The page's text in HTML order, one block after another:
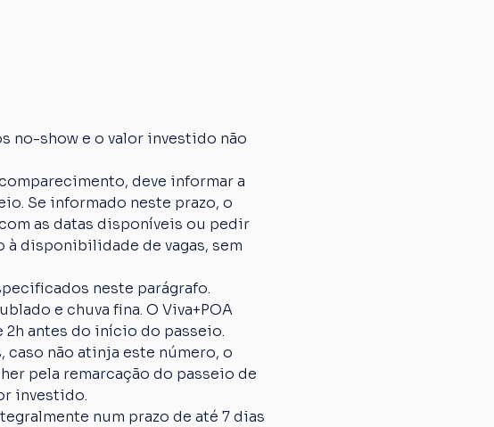
no-show e o valor investido não
deve informar a
Se informado neste prazo, o
as datas disponíveis ou pedir
disponibilidade de vagas, sem
neste parágrafo.
e chuva fina. O Viva+POA
2h antes do início do passeio.
caso não atinja este número, o
pela remarcação do passeio de
investido.
num prazo de até 7 dias